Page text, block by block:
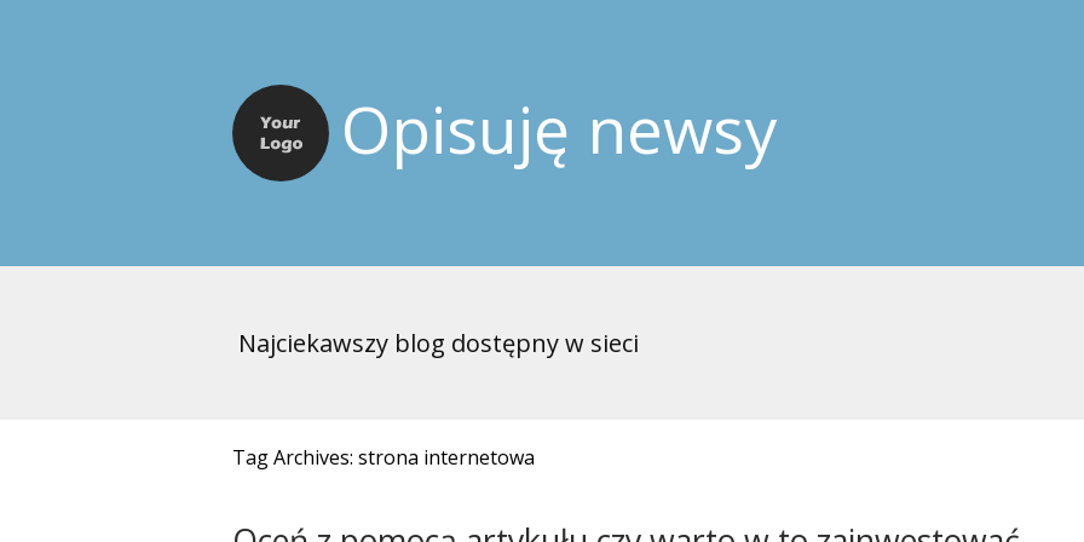
Opisuję newsy
Najciekawszy blog dostępny w sieci
Tag Archives: strona internetowa